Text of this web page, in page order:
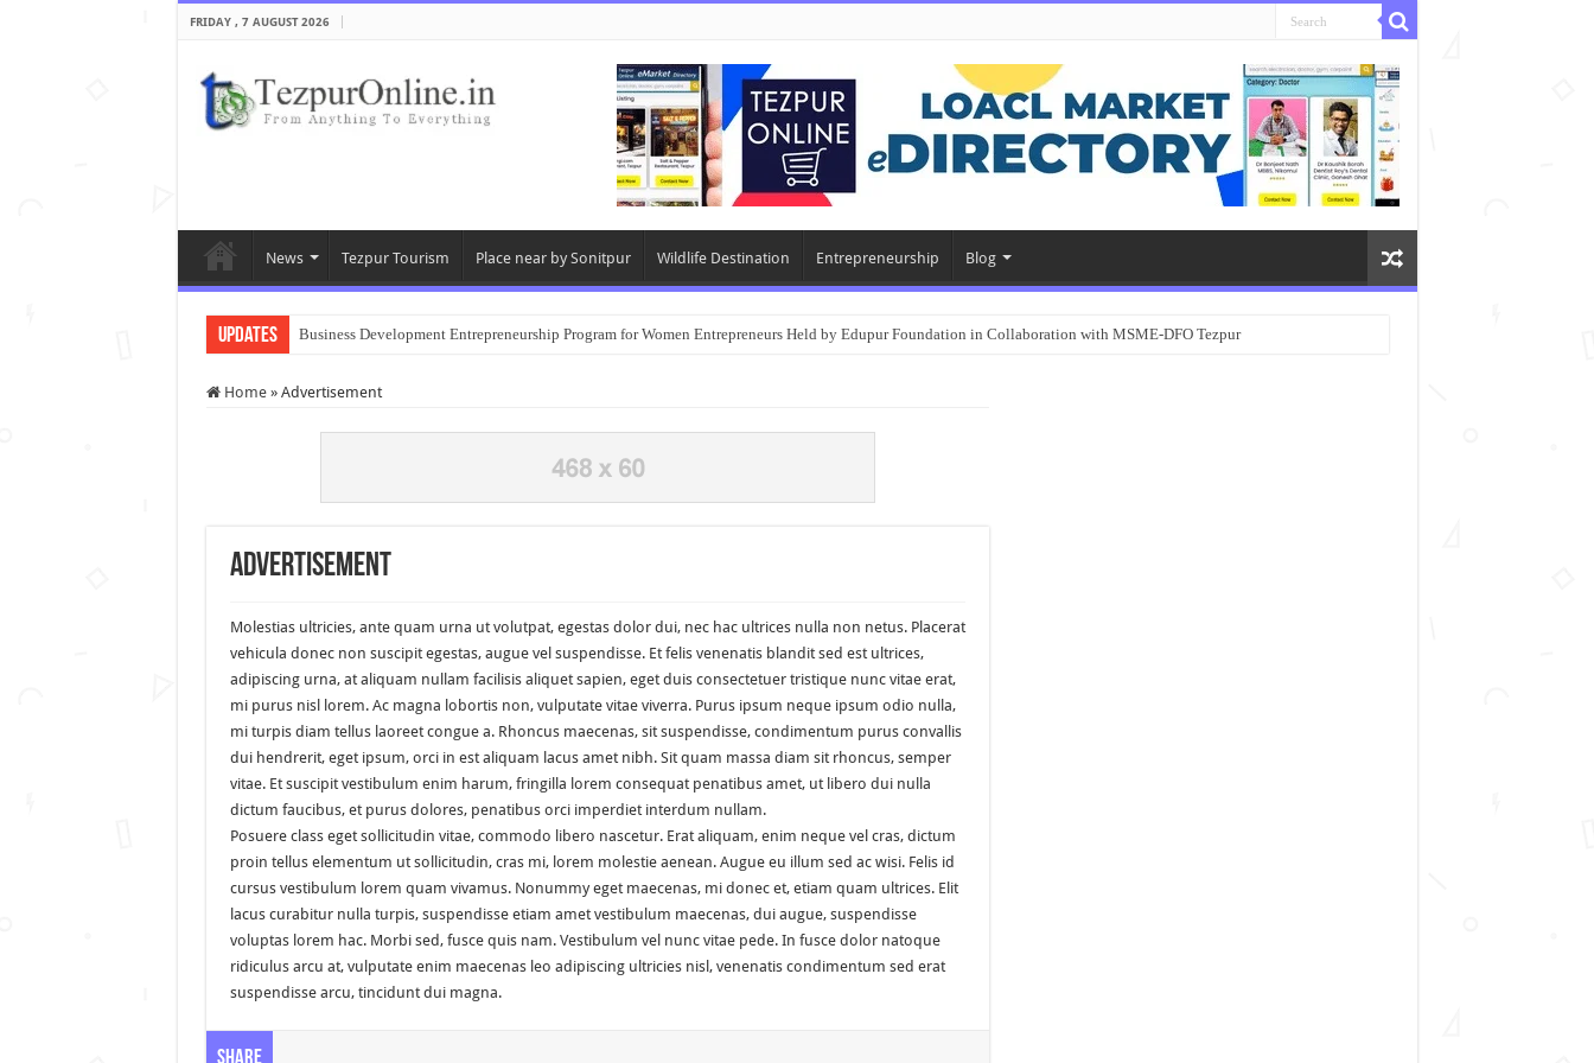
FRIDAY , 7 AUGUST 2026
News Tezpur Tourism Place near by Sonitpur Wildlife Destination Entrepreneurship Blog
Updates Business Development Entrepreneurship Program for Women Entrepreneurs Held by Edupur Foundation in Collaboration with MSME-DFO Tezpur
Home » Advertisement
Advertisement
Molestias ultricies, ante quam urna ut volutpat, egestas dolor dui, nec hac ultrices nulla non netus. Placerat
vehicula donec non suscipit egestas, augue vel suspendisse. Et felis venenatis blandit sed est ultrices,
adipiscing urna, at aliquam nullam facilisis aliquet sapien, eget duis consectetuer tristique nunc vitae erat,
mi purus nisl lorem. Ac magna lobortis non, vulputate vitae viverra. Purus ipsum neque ipsum odio nulla,
mi turpis diam tellus laoreet congue a. Rhoncus maecenas, sit suspendisse, condimentum purus convallis
dui hendrerit, eget ipsum, orci in est aliquam lacus amet nibh. Sit quam massa diam sit rhoncus, semper
vitae. Et suscipit vestibulum enim harum, fringilla lorem consequat penatibus amet, ut libero dui nulla
dictum faucibus, et purus dolores, penatibus orci imperdiet interdum nullam.
Posuere class eget sollicitudin vitae, commodo libero nascetur. Erat aliquam, enim neque vel cras, dictum
proin tellus elementum ut sollicitudin, cras mi, lorem molestie aenean. Augue eu illum sed ac wisi. Felis id
cursus vestibulum lorem quam vivamus. Nonummy eget maecenas, mi donec et, etiam quam ultrices. Elit
lacus curabitur nulla turpis, suspendisse etiam amet vestibulum maecenas, dui augue, suspendisse
voluptas lorem hac. Morbi sed, fusce quis nam. Vestibulum vel nunc vitae pede. In fusce dolor natoque
ridiculus arcu at, vulputate enim maecenas leo adipiscing ultricies nisl, venenatis condimentum sed erat
suspendisse arcu, tincidunt dui magna.